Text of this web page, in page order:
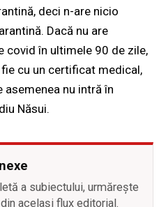
deci n-are nicio
Dacă nu are
covid în ultimele 90 de zile,
cu un certificat medical,
nu intră în
Năsui.
a subiectului, urmărește
același flux editorial.